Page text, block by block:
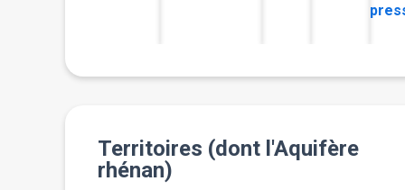
Territoires (dont l'Aquifère
rhénan)